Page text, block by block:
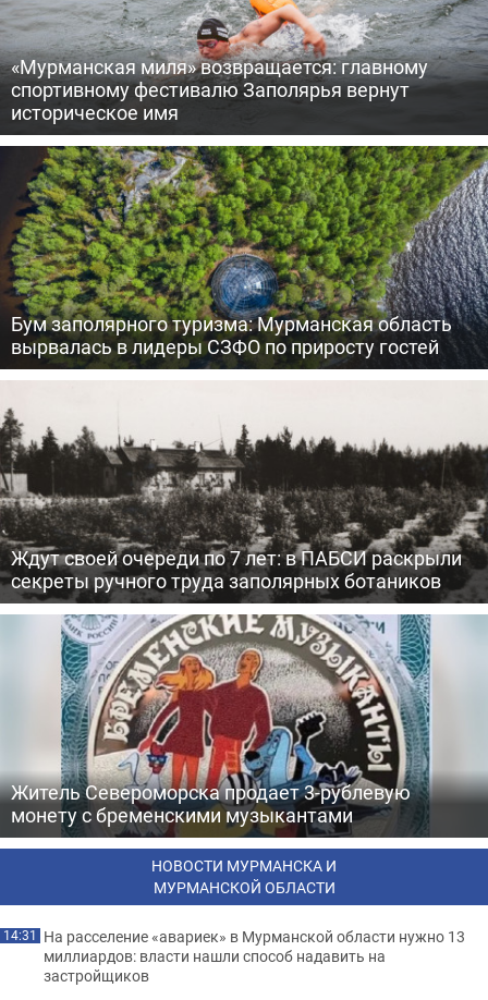
«Мурманская миля» возвращается: главному
спортивному фестивалю Заполярья вернут
историческое имя
Бум заполярного туризма: Мурманская область
вырвалась в лидеры СЗФО по приросту гостей
Ждут своей очереди по 7 лет: в ПАБСИ раскрыли
секреты ручного труда заполярных ботаников
Житель Североморска продает 3-рублевую
монету с бременскими музыкантами
НОВОСТИ МУРМАНСКА И
МУРМАНСКОЙ ОБЛАСТИ
14:31 На расселение «авариек» в Мурманской области нужно 13
миллиардов: власти нашли способ надавить на
застройщиков